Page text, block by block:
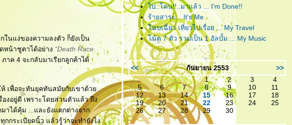
นแง่ของความลงตัว ก็ยังเป็น
หน้าชูตาได้อย่าง “Death Race
าค 4 จะกลับมาเรียกลูกค้าได้
เพื่อจะทันยุคทันสมัยกับเขาด้ว
งอยู่ดี เพราะโดยส่วนตัวแล้ว ถึง
าได้คุ้ม ...และยังแตกต่างจาก
กกระเบียดนิ้ว แล้วรู้ว่าจะทำยังไง
"B.o.B. Presents: The
Adventures of Bobby Ray"
อาจเป็นฮิปฮอปหน้าใหม่ แต่ไม่ขอ
ึดติดความฮิป
"RED"... โตอย่างสมวัย แก่อย่าง
มีคุณภาพ และจงระห่ำอย่างไม่
เหลืออะไรจะเสีย!
"ห้องตรงข้าม หัวใจตรงกัน"
...
(หนังสั้น)แบบตัวเต็ม ที่ไม่มีอะไร
มากมาย แต่ก็ยังมีความจริงใจ!
ไป..โดน!!..มาแล้ว ... I'm Done!!
ร้ายสาระ ...It's Me
ฉบเฉี่ยว เที่ยวไปเรื่อย ... My Travel
น้ต 7 ตัว รวมเป็น 1 อัลบั้ม ... My Music
<< กันยายน 2553
>>
1
2 3
4
5
6 7 8 9 10
11
12
13 14 15 16 17
18
19
20 21 22 23 24
25
26
27 28 29 30